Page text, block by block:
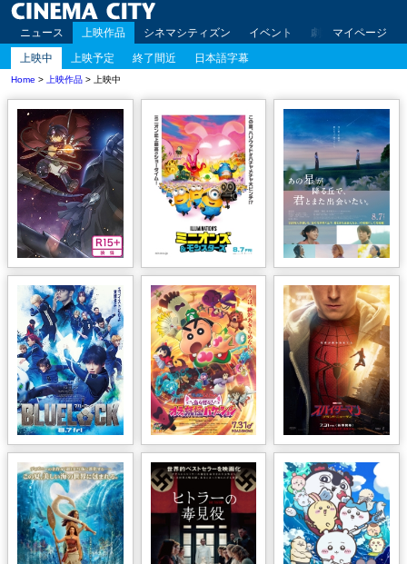
ニュース 上映作品 シネマシティズン イベント 劇場案内 アク
マイページ
上映中
上映予定 終了間近 日本語字幕
Home > 上映作品 > 上映中